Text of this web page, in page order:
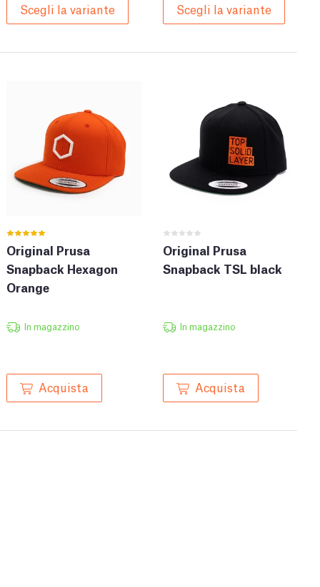
Scegli la variante Scegli la variante
Original Prusa
Snapback Hexagon
Orange
In magazzino
Acquista
Original Prusa
Snapback TSL black
In magazzino
Acquista